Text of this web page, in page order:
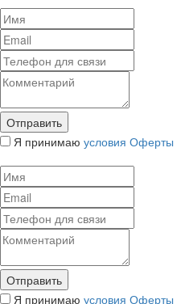
Я принимаю условия Оферты
Я принимаю условия Оферты